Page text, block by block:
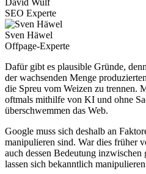
David Wulf
SEO Experte
Sven Häwel
Offpage-Experte
Dafür gibt es plausible Gründe,
der wachsenden Menge
die Spreu vom Weizen zu trennen.
oftmals mithilfe von KI und ohne
überschwemmen das Web.
Google muss sich deshalb an
manipulieren sind. War dies früher
auch dessen Bedeutung
lassen sich bekanntlich